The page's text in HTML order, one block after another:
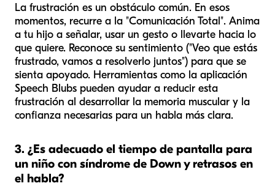
La frustración es un obstáculo común. En esos
momentos, recurre a la "Comunicación Total". Anima
a tu hijo a señalar, usar un gesto o llevarte hacia lo
que quiere. Reconoce su sentimiento ("Veo que estás
frustrado, vamos a resolverlo juntos") para que se
sienta apoyado. Herramientas como la aplicación
Speech Blubs pueden ayudar a reducir esta
frustración al desarrollar la memoria muscular y la
confianza necesarias para un habla más clara.
3. ¿Es adecuado el tiempo de pantalla para
un niño con síndrome de Down y retrasos en
el habla?